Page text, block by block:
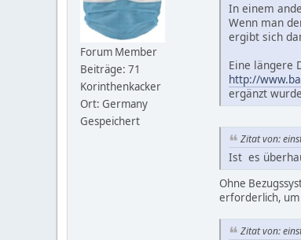
Forum Member
Beiträge: 71
Korinthenkacker
Ort: Germany
Gespeichert
In einem
Wenn man
ergibt sich
Eine längere
http://
ergänzt
Zitat von:
Ist es
Ohne
erforderlich, um
Zitat von: